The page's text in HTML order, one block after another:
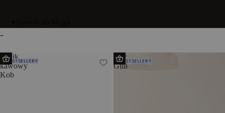
-
Stolik
kawowy
Kob
BESTSELLERY
Koc
Gilli
BESTSELLERY